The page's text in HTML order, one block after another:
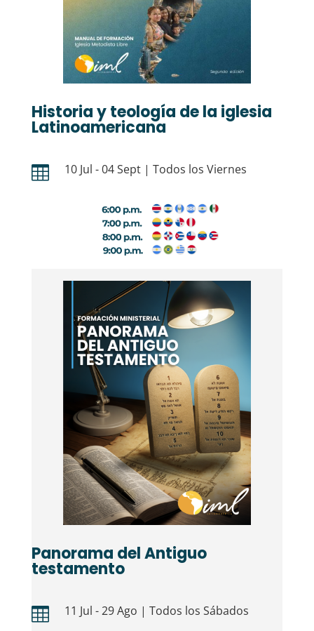
Historia y teología de la iglesia
Latinoamericana
 10 Jul - 04 Sept | Todos los Viernes
Panorama del Antiguo
testamento
 11 Jul - 29 Ago | Todos los Sábados